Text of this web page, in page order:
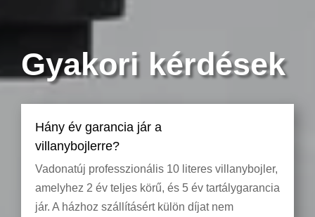
Gyakori kérdések
Hány év garancia jár a
villanybojlerre?
Vadonatúj professzionális 10 literes villanybojler,
amelyhez 2 év teljes körű, és 5 év tartálygarancia
jár. A házhoz szállításért külön díjat nem